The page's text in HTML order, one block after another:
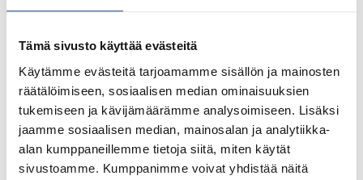
Tämä sivusto käyttää evästeitä
Käytämme evästeitä tarjoamamme sisällön ja mainosten
räätälöimiseen, sosiaalisen median ominaisuuksien
tukemiseen ja kävijämäärämme analysoimiseen. Lisäksi
jaamme sosiaalisen median, mainosalan ja analytiikka-
alan kumppaneillemme tietoja siitä, miten käytät
sivustoamme. Kumppanimme voivat yhdistää näitä
uutisia siitä, että kesällä jääkiekkojunioreiden leirin
Stream-lähetysten selostajana toiminut Stefan Rönkkö
(Orimattilan Judoseura) kertoi omasta kasvustaan seuran
talkootehtävissä juniorista aikuiseksi. Tilaisuudessa tehtiin
myös ensimmäiset sitoumuksen Suomen judon
juhlarahaston perustamiseksi, kun ensimmäiset lahjoitukset
tehtiin rahastoa varten.